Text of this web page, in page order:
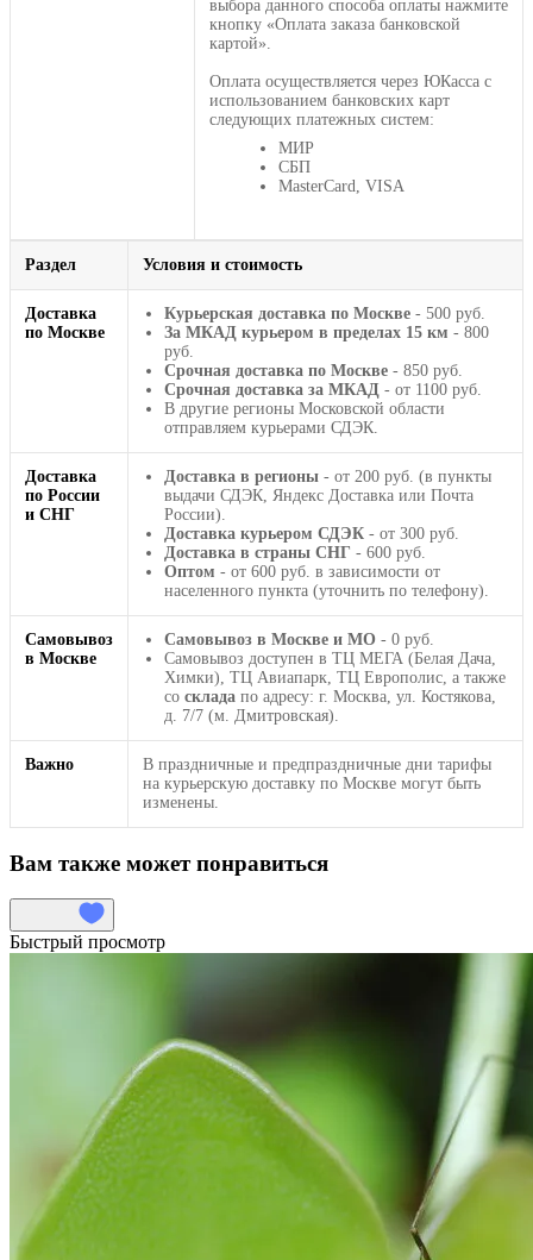
выбора данного способа оплаты нажмите
кнопку «Оплата заказа банковской
картой».
Оплата осуществляется через ЮКасса с
использованием банковских карт
следующих платежных систем:
МИР
СБП
MasterCard, VISA
Раздел Условия и стоимость
Доставка
по Москве
Курьерская доставка по Москве - 500 руб.
За МКАД курьером в пределах 15 км - 800
руб.
Срочная доставка по Москве - 850 руб.
Срочная доставка за МКАД - от 1100 руб.
В другие регионы Московской области
отправляем курьерами СДЭК.
Доставка
по России
и СНГ
Доставка в регионы - от 200 руб. (в пункты
выдачи СДЭК, Яндекс Доставка или Почта
России).
Доставка курьером СДЭК - от 300 руб.
Доставка в страны СНГ - 600 руб.
Оптом - от 600 руб. в зависимости от
населенного пункта (уточнить по телефону).
Самовывоз
в Москве
Самовывоз в Москве и МО - 0 руб.
Самовывоз доступен в ТЦ МЕГА (Белая Дача,
Химки), ТЦ Авиапарк, ТЦ Европолис, а также
со склада по адресу: г. Москва, ул. Костякова,
д. 7/7 (м. Дмитровская).
Важно
В праздничные и предпраздничные дни тарифы
на курьерскую доставку по Москве могут быть
изменены.
Вам также может понравиться
Быстрый просмотр